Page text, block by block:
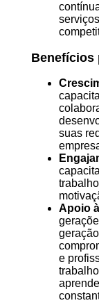
Benefícios
suas
Apoio
e